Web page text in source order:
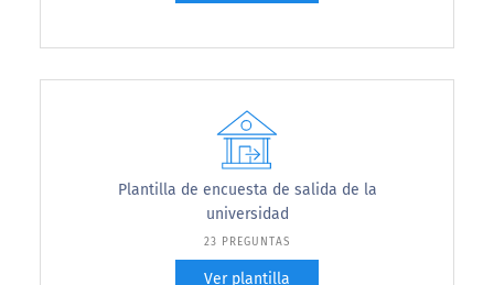
Plantilla de encuesta de salida de la
universidad
23 PREGUNTAS
Ver plantilla